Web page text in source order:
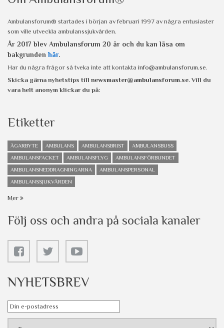
Ambulansforum® startades i början av februari 1997 av några entusiaster
som ville utveckla ambulanssjukvården.
År 2017 blev Ambulansforum 20 år och du kan läsa om
bakgrunden här.
Har du några frågor så tveka inte att kontakta info@ambulansforum.se.
Skicka gärna nyhetstips till newsmaster@ambulansforum.se. Vill du
vara helt anonym klickar du på:
Etiketter
ÄGARBYTE AMBULANS AMBULANSBRIST
AMBULANSBUSS
AMBULANSFACKET
AMBULANSFLYG
AMBULANSFÖRBUNDET
AMBULANSNEDDRAGNINGARNA
AMBULANSPERSONAL
AMBULANSSJUKVÅRDEN
Mer
Följ oss och andra på sociala kanaler
NYHETSBREV